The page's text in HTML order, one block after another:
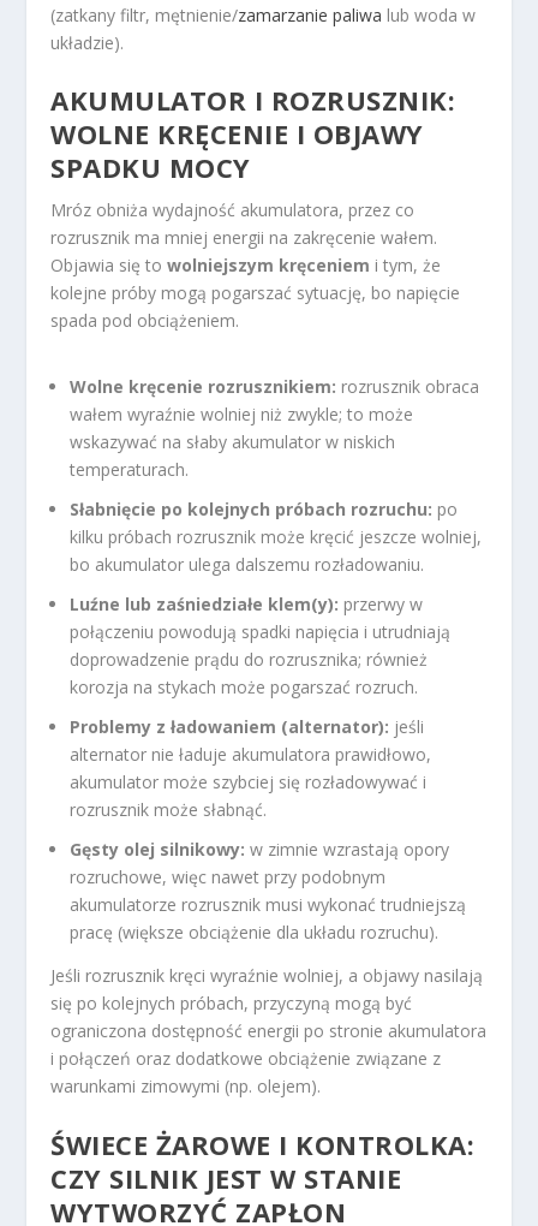
(zatkany filtr, mętnienie/zamarzanie paliwa lub woda w
układzie).
AKUMULATOR I ROZRUSZNIK:
WOLNE KRĘCENIE I OBJAWY
SPADKU MOCY
Mróz obniża wydajność akumulatora, przez co
rozrusznik ma mniej energii na zakręcenie wałem.
Objawia się towolniejszym kręceniem i tym, że
kolejne próby mogą pogarszać sytuację, bo napięcie
spada pod obciążeniem.
Wolne kręcenie rozrusznikiem: rozrusznik obraca
wałem wyraźnie wolniej niż zwykle; to może
wskazywać na słaby akumulator w niskich
temperaturach.
Słabnięcie po kolejnych próbach rozruchu: po
kilku próbach rozrusznik może kręcić jeszcze wolniej,
bo akumulator ulega dalszemu rozładowaniu.
Luźne lub zaśniedziałe klem(y): przerwy w
połączeniu powodują spadki napięcia i utrudniają
doprowadzenie prądu do rozrusznika; również
korozja na stykach może pogarszać rozruch.
Problemy z ładowaniem (alternator): jeśli
alternator nie ładuje akumulatora prawidłowo,
akumulator może szybciej się rozładowywać i
rozrusznik może słabnąć.
Gęsty olej silnikowy: w zimnie wzrastają opory
rozruchowe, więc nawet przy podobnym
akumulatorze rozrusznik musi wykonać trudniejszą
pracę (większe obciążenie dla układu rozruchu).
Jeśli rozrusznik kręci wyraźnie wolniej, a objawy nasilają
się po kolejnych próbach, przyczyną mogą być
ograniczona dostępność energii po stronie akumulatora
i połączeń oraz dodatkowe obciążenie związane z
warunkami zimowymi (np. olejem).
ŚWIECE ŻAROWE I KONTROLKA:
CZY SILNIK JEST W STANIE
WYTWORZYĆ ZAPŁON